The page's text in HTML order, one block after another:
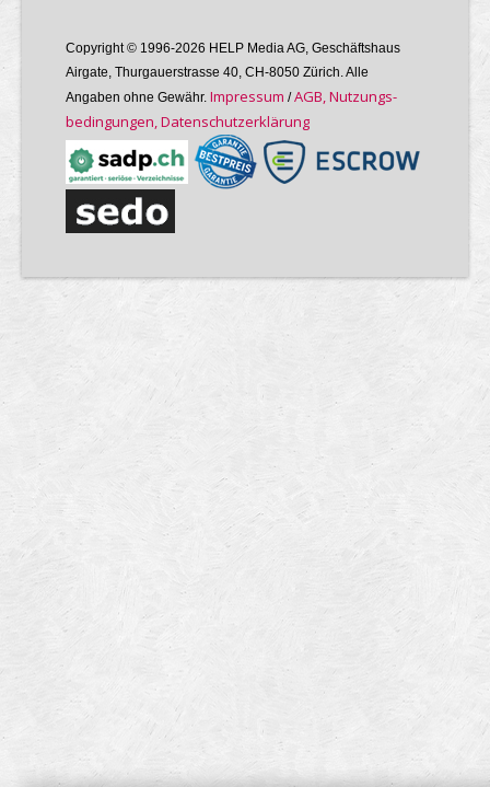
Copyright © 1996-2026 HELP Media AG, Geschäftshaus
Airgate, Thurgauer­strasse 40, CH-8050 Zürich. Alle
Angaben ohne Gewähr. Im­pres­sum /AGB, Nutzungs­
bedin­gungen, Daten­schutz­er­klärung